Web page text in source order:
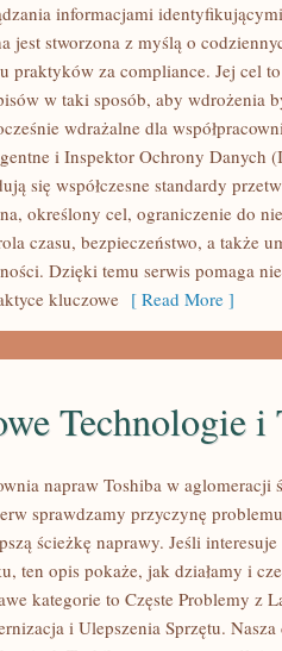
informacjami
jest stworzona z myślą o
praktyków za compliance. Jej cel
w taki sposób, aby wdrożenia
wdrażalne dla
i Inspektor Ochrony Danych
się współczesne standardy
określony cel, ograniczenie do
czasu, bezpieczeństwo, a także
Dzięki temu serwis pomaga
kluczowe [ Read More ]
Technologie i
napraw Toshiba w
sprawdzamy przyczynę
ścieżkę naprawy. Jeśli
ten opis pokaże, jak działamy i
kategorie to Częste Problemy z
i Ulepszenia Sprzętu.